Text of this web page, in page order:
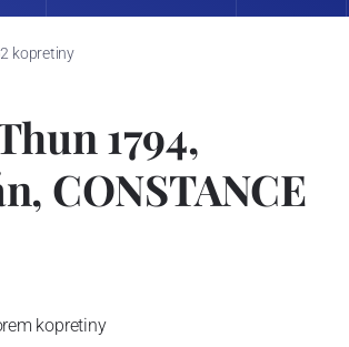
kopretiny
1794,
CONSTANCE
kopretiny